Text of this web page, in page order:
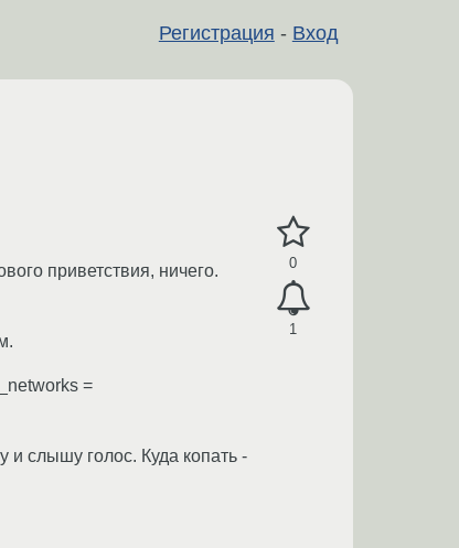
Регистрация - Вход
0
1
приветствия, ничего.
=
и слышу голос. Куда копать -